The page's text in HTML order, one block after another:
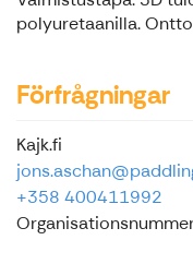
polyuretaanilla.
Förfrågningar
Kajk.fi
+358 400411992